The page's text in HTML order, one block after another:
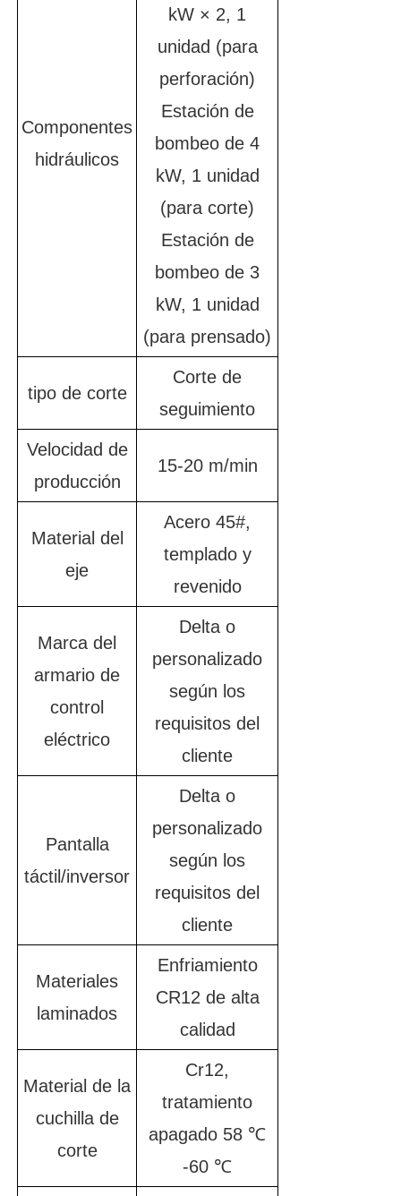
Componentes
hidráulicos
kW × 2, 1
unidad (para
perforación)
Estación de
bombeo de 4
kW, 1 unidad
(para corte)
Estación de
bombeo de 3
kW, 1 unidad
(para prensado)
tipo de corte
Corte de
seguimiento
Velocidad de
producción
15-20 m/min
Material del
eje
Acero 45#,
templado y
revenido
Marca del
armario de
control
eléctrico
Delta o
personalizado
según los
requisitos del
cliente
Pantalla
táctil/inversor
Delta o
personalizado
según los
requisitos del
cliente
Materiales
laminados
Enfriamiento
CR12 de alta
calidad
Material de la
cuchilla de
corte
Cr12,
tratamiento
apagado 58 ℃
-60 ℃